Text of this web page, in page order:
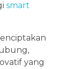
smart
yang